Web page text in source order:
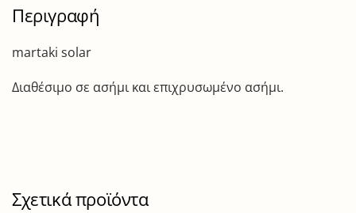
Περιγραφή
martaki solar
Διαθέσιμο σε ασήμι και επιχρυσωμένο ασήμι.
Σχετικά προϊόντα